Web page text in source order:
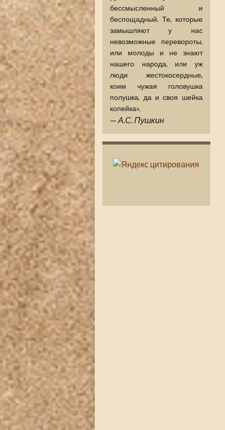
бессмысленный и
беспощадный. Те, которые
замышляют у нас
невозможные перевороты,
или молоды и не знают
нашего народа, или уж
люди жестокосердные,
коим чужая головушка
полушка, да и своя шейка
копейка».
— А.С. Пушкин